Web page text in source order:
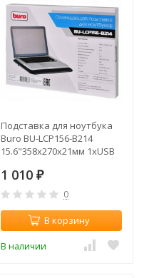
Подставка для ноутбука
Buro BU-LCP156-B214
15.6"358x270x21мм 1xUSB
металлическая сетка/
пластик черный
1 010 ₽
0
В корзину
В наличии